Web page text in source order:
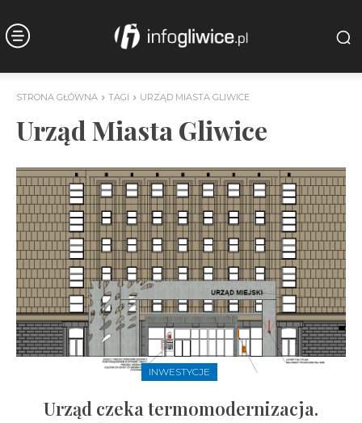
STRONA GŁÓWNA TAGI URZĄD MIASTA GLIWICE
Urząd Miasta Gliwice
INWESTYCJE
Urząd czeka termomodernizacja.